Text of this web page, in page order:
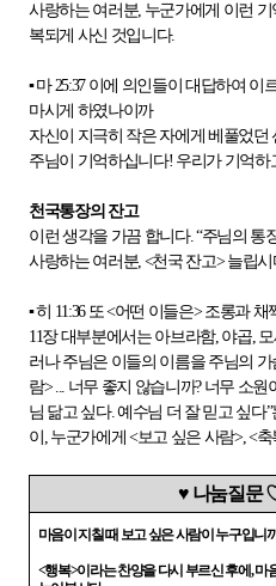
사랑하는 여러분, 누군가에게 이런
복되게 사신 것입니다.
▪마25:37 이에 의인들이 대답하여 이
마시게 하였나이까
자신이 지극히 작은 자에게 베풀었던
주님이 기억하십니다! 우리가 기억하
천국통장의 잔고
이런 생각을 가끔 합니다. “주님의 통
사랑하는 여러분, <천국 잔고>늘립시
▪히 11:36 또<어떤 이들은>조롱과 채
11장 대부분에서는 아브라함, 야곱, 모
러나 주님은 이들의 이름을 주님의
람> ... 너무 좋지 않습니까? 너무 소원
님 닮고 싶다.예수님 더 잘 믿고 싶다”
이 , 누군가에게<보고 싶은 사람>, <축
♥ 나눔질문
마음이 지칠 때 보고 싶은 사람이 누구입니
<행복>이라는 찬양을 다시 부르신 후에 ,마